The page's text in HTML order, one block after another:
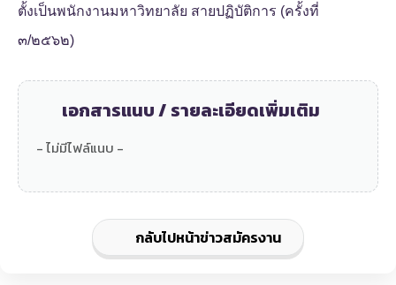
ตั้งเป็นพนักงานมหาวิทยาลัย สายปฏิบัติการ (ครั้งที่
๓/๒๕๖๒)
เอกสารแนบ / รายละเอียดเพิ่มเติม
- ไม่มีไฟล์แนบ -
กลับไปหน้าข่าวสมัครงาน